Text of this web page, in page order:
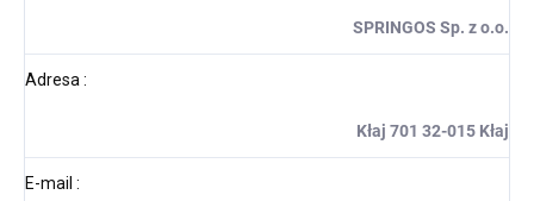
SPRINGOS Sp. z o.o.
Adresa :
Kłaj 701 32-015 Kłaj
E-mail :